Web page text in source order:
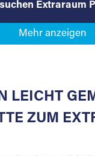
Extraraum
Extraraum
Lagerraum
von
LEICHT
ZUM